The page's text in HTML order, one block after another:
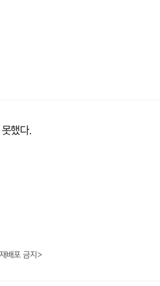
했다.
배포 금지>